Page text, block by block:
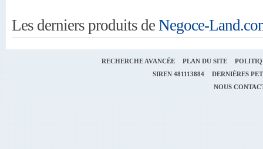
Les derniers produits de Negoce-
RECHERCHE AVANCÉE PLAN DU SITE
SIREN 481113884
DERNIÈRES
NOUS